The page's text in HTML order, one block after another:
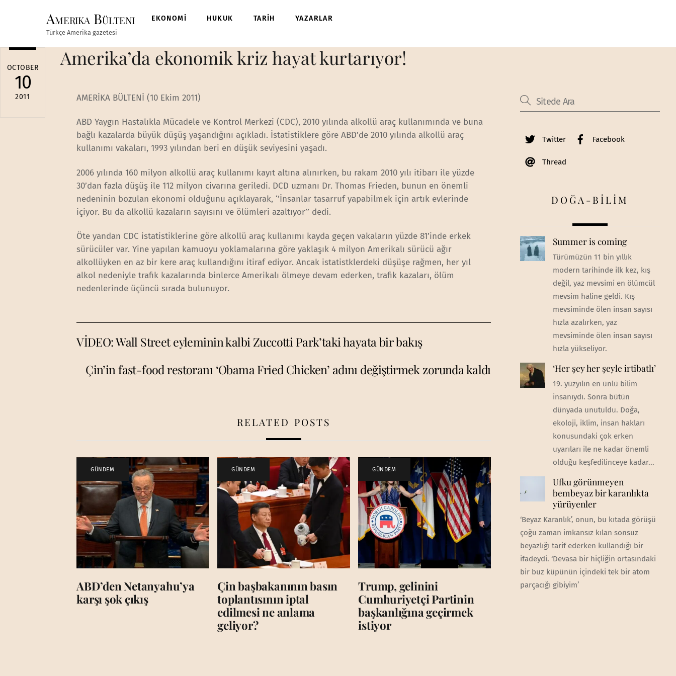
Amerika Bülteni
Türkçe Amerika gazetesi
EKONOMİ HUKUK TARİH YAZARLAR
OCTOBER
10
2011
Amerika’da ekonomik kriz hayat kurtarıyor!
AMERİKA BÜLTENİ (10 Ekim 2011)
ABD Yaygın Hastalıkla Mücadele ve Kontrol Merkezi (CDC), 2010 yılında alkollü araç kullanımında ve buna
bağlı kazalarda büyük düşüş yaşandığını açıkladı. İstatistiklere göre ABD’de 2010 yılında alkollü araç
kullanımı vakaları, 1993 yılından beri en düşük seviyesini yaşadı.
2006 yılında 160 milyon alkollü araç kullanımı kayıt altına alınırken, bu rakam 2010 yılı itibarı ile yüzde
30’dan fazla düşüş ile 112 milyon civarına geriledi. DCD uzmanı Dr. Thomas Frieden, bunun en önemli
nedeninin bozulan ekonomi olduğunu açıklayarak, ‘’İnsanlar tasarruf yapabilmek için artık evlerinde
içiyor. Bu da alkollü kazaların sayısını ve ölümleri azaltıyor’’ dedi.
Öte yandan CDC istatistiklerine göre alkollü araç kullanımı kayda geçen vakaların yüzde 81’inde erkek
sürücüler var. Yine yapılan kamuoyu yoklamalarına göre yaklaşık 4 milyon Amerikalı sürücü ağır
alkollüyken en az bir kere araç kullandığını itiraf ediyor. Ancak istatistklerdeki düşüşe rağmen, her yıl
alkol nedeniyle trafik kazalarında binlerce Amerikalı ölmeye devam ederken, trafik kazaları, ölüm
nedenlerinde üçüncü sırada bulunuyor.
VİDEO: Wall Street eyleminin kalbi Zuccotti Park’taki hayata bir bakış
Çin’in fast-food restoranı ‘Obama Fried Chicken’ adını değiştirmek zorunda kaldı
RELATED POSTS
GÜNDEM
ABD’den Netanyahu’ya
karşı şok çıkış
GÜNDEM
Çin başbakanının basın
toplantısının iptal
edilmesi ne anlama
geliyor?
GÜNDEM
Trump, gelinini
Cumhuriyetçi Partinin
başkanlığına geçirmek
istiyor
Twitter Facebook
Thread
DOĞA-BİLİM
Summer is coming
Türümüzün 11 bin yıllık
modern tarihinde ilk kez, kış
değil, yaz mevsimi en ölümcül
mevsim haline geldi. Kış
mevsiminde ölen insan sayısı
hızla azalırken, yaz
mevsiminde ölen insan sayısı
hızla yükseliyor.
‘Her şey her şeyle irtibatlı’
19. yüzyılın en ünlü bilim
insanıydı. Sonra bütün
dünyada unutuldu. Doğa,
ekoloji, iklim, insan hakları
konusundaki çok erken
uyarıları ile ne kadar önemli
olduğu keşfedilinceye kadar...
Ufku görünmeyen
bembeyaz bir karanlıkta
yürüyenler
‘Beyaz Karanlık’, onun, bu kıtada görüşü
çoğu zaman imkansız kılan sonsuz
beyazlığı tarif ederken kullandığı bir
ifadeydi. ‘Devasa bir hiçliğin ortasındaki
bir buz küpünün içindeki tek bir atom
parçacığı gibiyim’